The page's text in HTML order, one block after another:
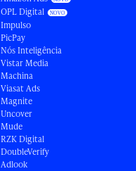
OPL Digital
Impulso
PicPay
Nós Inteligência
Vistar Media
Machina
Viasat Ads
Magnite
Uncover
Mude
RZK Digital
DoubleVerify
Adlook